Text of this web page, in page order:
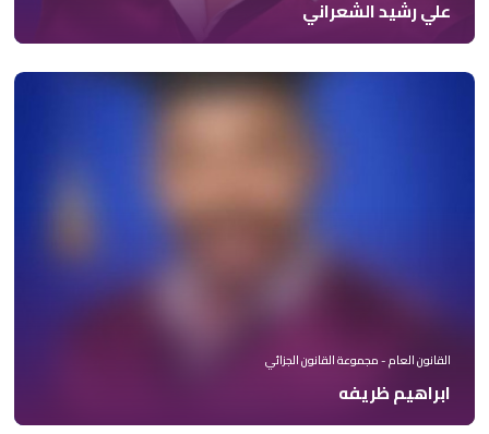
علي رشيد الشعراني
القانون العام - مجموعة القانون الجزائي
ابراهيم ظريفه